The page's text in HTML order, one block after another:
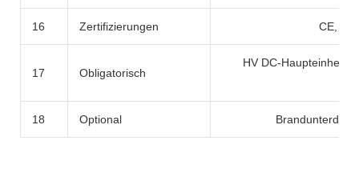
16 Zertifizierungen CE,
17 Obligatorisch
HV DC-Haupteinheit
18 Optional